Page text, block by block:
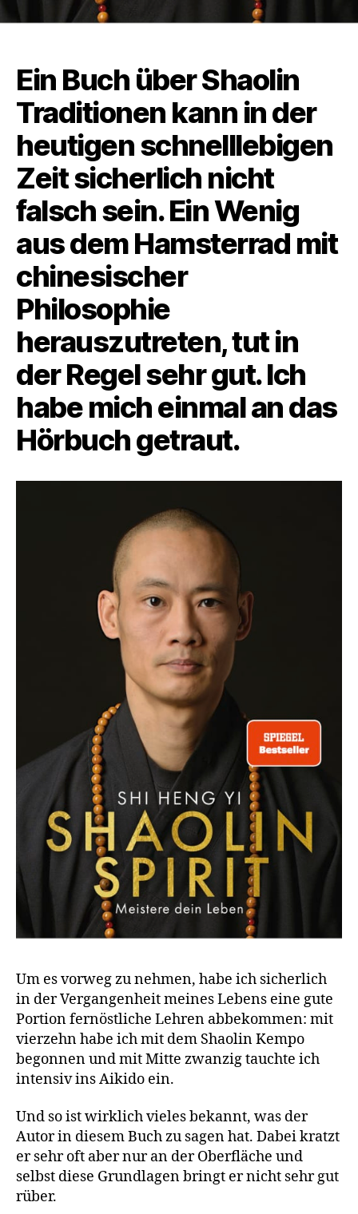
Ein Buch über Shaolin
Traditionen kann in der
heutigen schnelllebigen
Zeit sicherlich nicht
falsch sein. Ein Wenig
aus dem Hamsterrad mit
chinesischer
Philosophie
herauszutreten, tut in
der Regel sehr gut. Ich
habe mich einmal an das
Hörbuch getraut.
Um es vorweg zu nehmen, habe ich sicherlich
in der Vergangenheit meines Lebens eine gute
Portion fernöstliche Lehren abbekommen: mit
vierzehn habe ich mit dem Shaolin Kempo
begonnen und mit Mitte zwanzig tauchte ich
intensiv ins Aikido ein.
Und so ist wirklich vieles bekannt, was der
Autor in diesem Buch zu sagen hat. Dabei kratzt
er sehr oft aber nur an der Oberfläche und
selbst diese Grundlagen bringt er nicht sehr gut
rüber.